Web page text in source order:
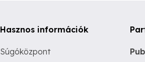
Hasznos információk
Súgóközpont